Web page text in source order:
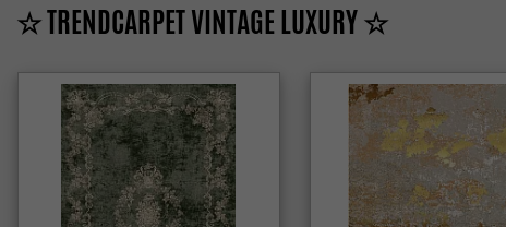
☆ TRENDCARPET VINTAGE LUXURY ☆